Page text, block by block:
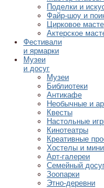
Поделки и
Файр-шоу и
Цирковое
Актерское
Фестивали
и ярмарки
Музеи
и досуг
Музеи
Библиотеки
Антикафе
Необычные и
Квесты
Настольные
Кинотеатры
Креативные
Хостелы и
Арт-галереи
Семейный
Зоопарки
Этно-деревни